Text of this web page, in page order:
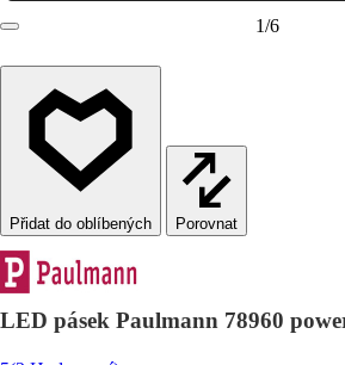
1/6
Porovnat
LED pásek Paulmann 78960